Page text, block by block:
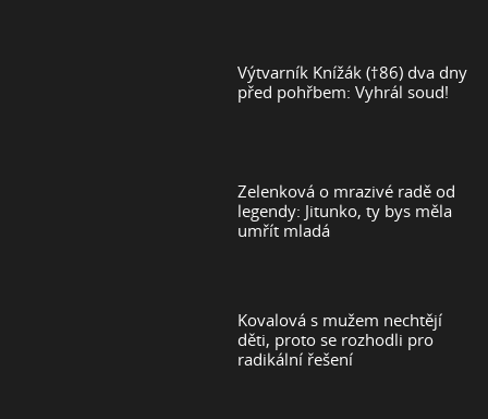
Výtvarník Knížák (†86) dva dny
před pohřbem: Vyhrál soud!
Zelenková o mrazivé radě od
legendy: Jitunko, ty bys měla
umřít mladá
Kovalová s mužem nechtějí
děti, proto se rozhodli pro
radikální řešení